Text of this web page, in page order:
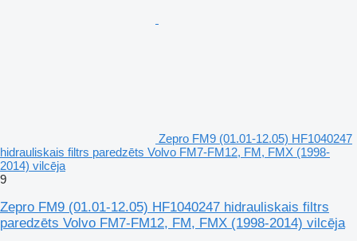
Zepro FM9 (01.01-12.05) HF1040247
hidrauliskais filtrs paredzēts Volvo FM7-FM12, FM, FMX (1998-
2014) vilcēja
9
Zepro FM9 (01.01-12.05) HF1040247 hidrauliskais filtrs
paredzēts Volvo FM7-FM12, FM, FMX (1998-2014) vilcēja